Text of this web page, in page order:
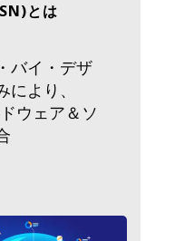
とは
バイ・デザ
より、
ウェア＆ソ